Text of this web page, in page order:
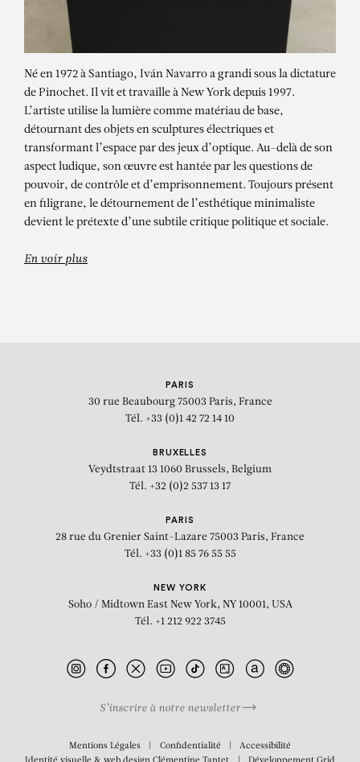
PARIS - BEAUBOURG
Né en 1972 à Santiago, Iván Navarro a grandi sous la dictature
de Pinochet. Il vit et travaille à New York depuis 1997.
L’artiste utilise la lumière comme matériau de base,
détournant des objets en sculptures électriques et
transformant l’espace par des jeux d’optique. Au-delà de son
aspect ludique, son œuvre est hantée par les questions de
pouvoir, de contrôle et d’emprisonnement. Toujours présent
en filigrane, le détournement de l’esthétique minimaliste
devient le prétexte d’une subtile critique politique et sociale.
En voir plus
PARIS
30 rue Beaubourg 75003 Paris, France
Tél. +33 (0)1 42 72 14 10
BRUXELLES
Veydtstraat 13 1060 Brussels, Belgium
Tél. +32 (0)2 537 13 17
PARIS
28 rue du Grenier Saint-Lazare 75003 Paris, France
Tél. +33 (0)1 85 76 55 55
NEW YORK
Soho / Midtown East New York, NY 10001, USA
Tél. +1 212 922 3745
S’inscrire à notre newsletter
Mentions Légales Confidentialité
Accessibilité